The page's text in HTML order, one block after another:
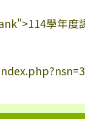
學年度